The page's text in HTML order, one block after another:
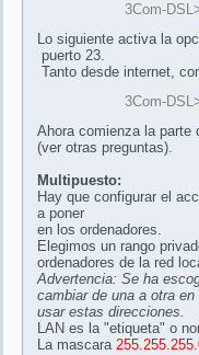
3Com-
Lo siguiente activa la
puerto 23.
Tanto desde internet,
3Com-
Ahora comienza la parte
(ver otras preguntas).
Multipuesto:
Hay que configurar el
a poner
en los ordenadores.
Elegimos un rango
ordenadores de la red
Advertencia: Se ha
cambiar de una a otra
usar estas direcciones.
LAN es la "etiqueta" o
La mascara